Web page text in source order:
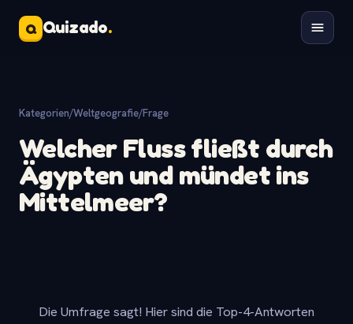
Q Quizado.
Kategorien/Weltgeografie/Frage
Welcher Fluss fließt durch
Ägypten und mündet ins
Mittelmeer?
Die Umfrage sagt! Hier sind die Top-4-Antworten